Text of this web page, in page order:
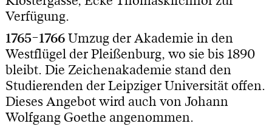
Verfügung.
1765–1766Umzug der Akademie in den
Westflügel der Pleißenburg, wo sie bis 1890
bleibt. Die Zeichenakademie stand den
Studierenden der Leipziger Universität offen.
Dieses Angebot wird auch von Johann
Wolfgang Goethe angenommen.